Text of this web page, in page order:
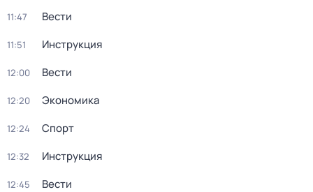
11:47 Вести
11:51 Инструкция
12:00 Вести
12:20 Экономика
12:24 Спорт
12:32 Инструкция
12:45 Вести